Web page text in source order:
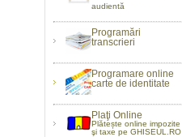
audientă
Programări
transcrieri
Programare online
carte de identitate
Plaţi Online
Plătește online impozite
şi taxe pe GHISEUL.RO